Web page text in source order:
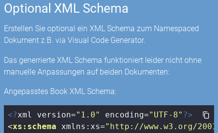
Optional XML Schema
Erstellen Sie optional ein XML Schema zum Namespaced
Dokument z.B. via Visual Code Generator.
Das generrierte XML Schema funktioniert leider nicht ohne
manuelle Anpassungen auf beiden Dokumenten:
Angepasstes Book XML Schema:
<?xml version="1.0" encoding="UTF-8" ?>
<xs:schema xmlns:xs="http://www.w3.org/2001/